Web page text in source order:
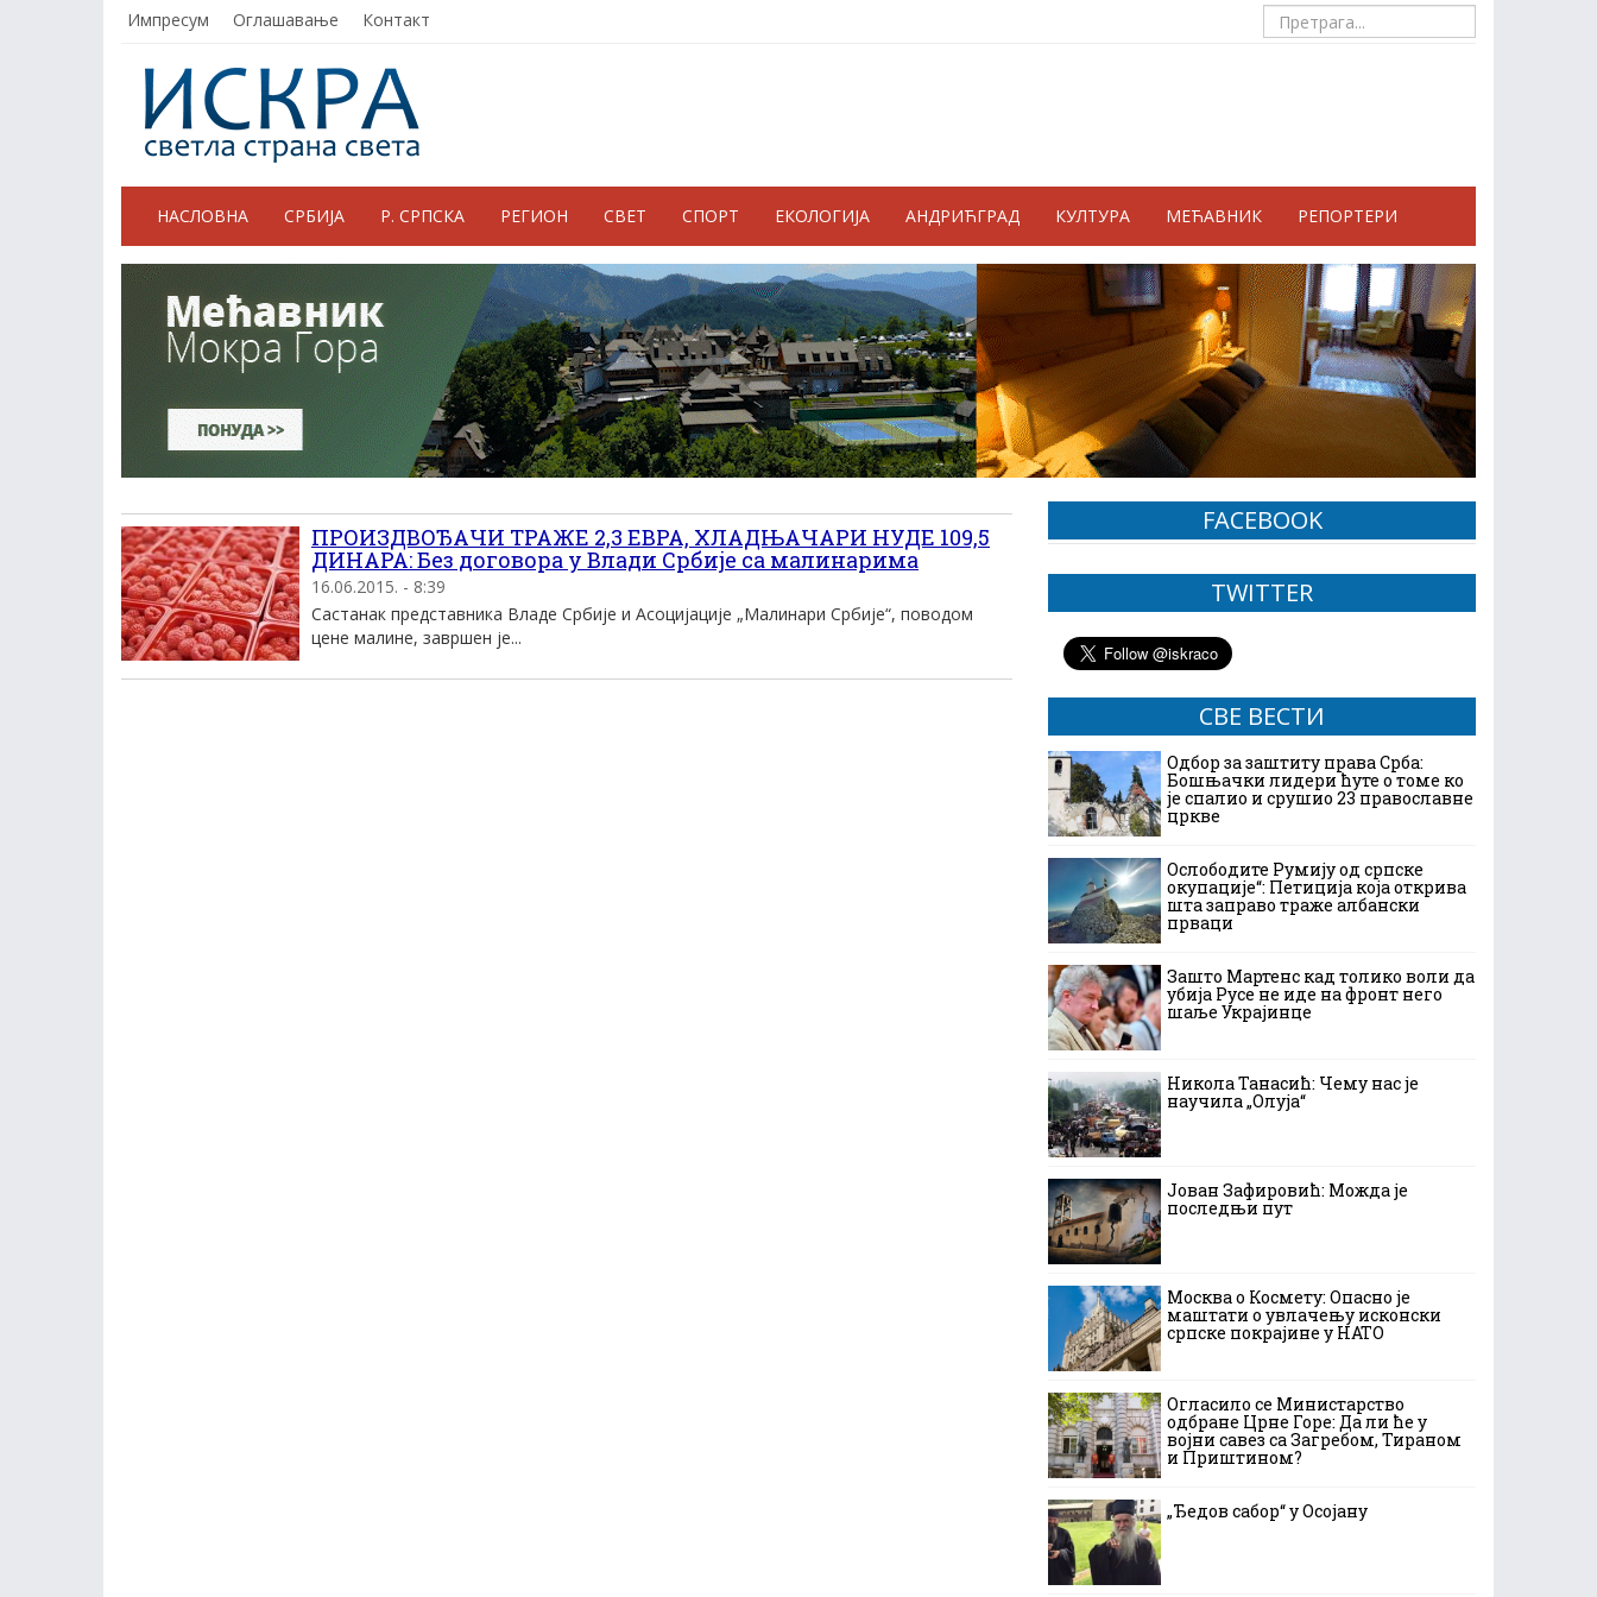
Импресум Оглашавање Контакт
НАСЛОВНА СРБИЈА Р. СРПСКА РЕГИОН СВЕТ СПОРТ ЕКОЛОГИЈА АНДРИЋГРАД КУЛТУРА МЕЋАВНИК РЕПОРТЕРИ
ПРОИЗДВОЂАЧИ ТРАЖЕ 2,3 ЕВРА, ХЛАДЊАЧАРИ НУДЕ 109,5
ДИНАРА: Без договора у Влади Србије са малинарима
16.06.2015. - 8:39
Састанак представника Владе Србије и Асоцијације „Малинари Србије“, поводом
цене малине, завршен је...
FACEBOOK
TWITTER
СВЕ ВЕСТИ
Одбор за заштиту права Срба:
Бошњачки лидери ћуте о томе ко
је спалио и срушио 23 православне
цркве
Ослободите Румију од српске
окупације“: Петиција која открива
шта заправо траже албански
прваци
Зашто Мартенс кад толико воли да
убија Русе не иде на фронт него
шаље Украјинце
Никола Танасић: Чему нас је
научила „Олуја“
Јован Зафировић: Можда је
последњи пут
Москва о Космету: Опасно је
маштати о увлачењу исконски
српске покрајине у НАТО
Огласило се Министарство
одбране Црне Горе: Да ли ће у
војни савез са Загребом, Тираном
и Приштином?
„Ђедов сабор“ у Осојану